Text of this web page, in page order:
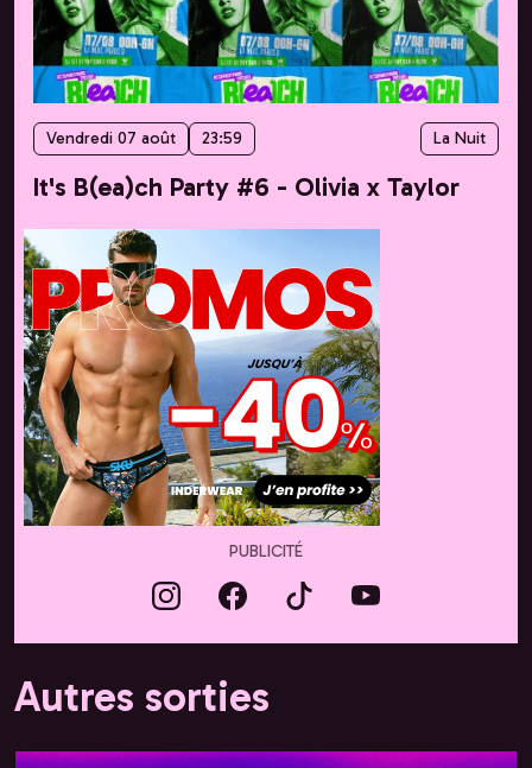
Vendredi 07 août 23:59 La Nuit
It's B(ea)ch Party #6 - Olivia x Taylor
PUBLICITÉ
Autres sorties